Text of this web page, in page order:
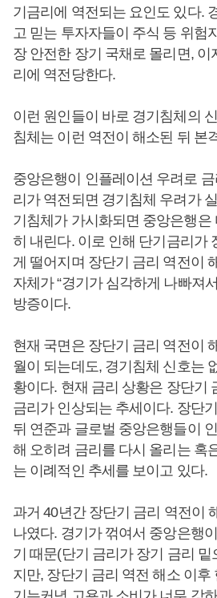
기금리에 역전되는 요인도 있다.
고 믿는 투자자들이 주식 등 위험
장 안전한 장기 국채로 몰리면,
리에 역전당한다.
이런 원인들이 바로 경기침체의
침체는 이런 역전이 해소된 뒤 본
중앙은행이 인플레이션 우려로
리가 역전되면 경기침체 우려가
기침체가 가시화되면 중앙은행은
히 내린다. 이로 인해 단기금리가
게 떨어지며 장단기 금리 역전이
자체가 “경기가 심각하게 나빠져
방증이다.
현재 국면은 장단기 금리 역전이
월이 되는데도, 경기침체 신호는
황이다. 현재 금리 상황은 장단기
금리가 인상되는 추세이다. 장단
뒤 연준과 글로벌 중앙은행들이
해 오히려 금리를 다시 올리는 혹
는 이례적인 추세를 보이고 있다.
과거 40년간 장단기 금리 역전이
나였다. 경기가 꺾여서 중앙은행
기 때문(단기 금리가 장기 금리
지만, 장단기 금리 역전 해소 이후